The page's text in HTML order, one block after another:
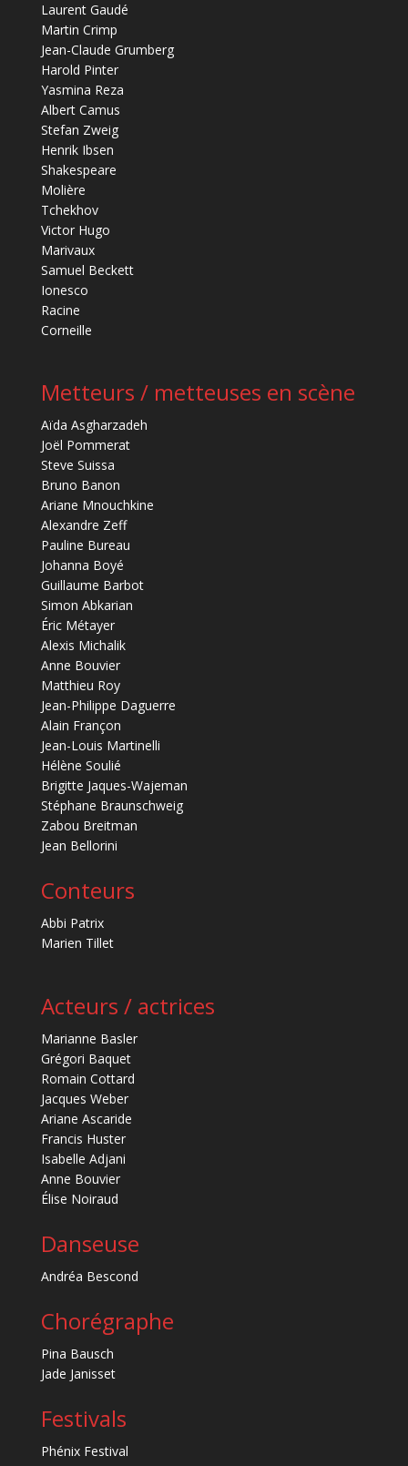
Laurent Gaudé
Martin Crimp
Jean-Claude Grumberg
Harold Pinter
Yasmina Reza
Albert Camus
Stefan Zweig
Henrik Ibsen
Shakespeare
Molière
Tchekhov
Victor Hugo
Marivaux
Samuel Beckett
Ionesco
Racine
Corneille
Metteurs / metteuses en scène
Aïda Asgharzadeh
Joël Pommerat
Steve Suissa
Bruno Banon
Ariane Mnouchkine
Alexandre Zeff
Pauline Bureau
Johanna Boyé
Guillaume Barbot
Simon Abkarian
Éric Métayer
Alexis Michalik
Anne Bouvier
Matthieu Roy
Jean-Philippe Daguerre
Alain Françon
Jean-Louis Martinelli
Hélène Soulié
Brigitte Jaques-Wajeman
Stéphane Braunschweig
Zabou Breitman
Jean Bellorini
Conteurs
Abbi Patrix
Marien Tillet
Acteurs / actrices
Marianne Basler
Grégori Baquet
Romain Cottard
Jacques Weber
Ariane Ascaride
Francis Huster
Isabelle Adjani
Anne Bouvier
Élise Noiraud
Danseuse
Andréa Bescond
Chorégraphe
Pina Bausch
Jade Janisset
Festivals
Phénix Festival